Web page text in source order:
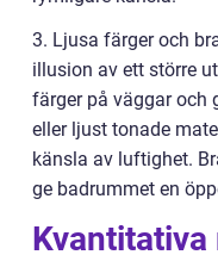
3. Ljusa färger och
illusion av ett större
färger på väggar och
eller ljust tonade
känsla av luftighet.
ge badrummet en